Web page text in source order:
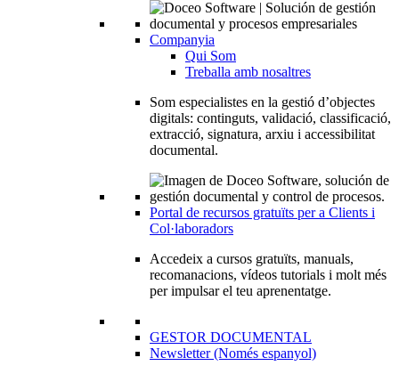
Companyia
Qui Som
Treballa amb nosaltres
Som especialistes en la gestió d’objectes
digitals: continguts, validació, classificació,
extracció, signatura, arxiu i accessibilitat
documental.
Portal de recursos gratuïts per a Clients i
Col·laboradors
Accedeix a cursos gratuïts, manuals,
recomanacions, vídeos tutorials i molt més
per impulsar el teu aprenentatge.
GESTOR DOCUMENTAL
Newsletter (Només espanyol)